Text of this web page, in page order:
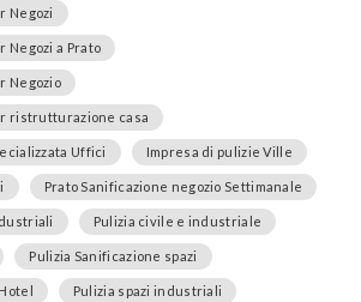
Negozi
Negozi a Prato
Negozio
ristrutturazione casa
Uffici Impresa di pulizie Ville
Prato Sanificazione negozio Settimanale
Pulizia civile e industriale
Pulizia Sanificazione spazi
Pulizia spazi industriali